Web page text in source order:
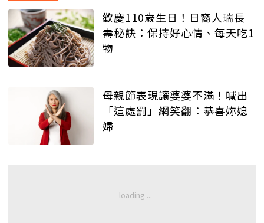
歡慶110歲生日！日裔人瑞長
壽秘訣：保持好心情、每天吃1
物
母親節表現讓婆婆不滿！喊出
「這處罰」網笑翻：恭喜妳媳
婦